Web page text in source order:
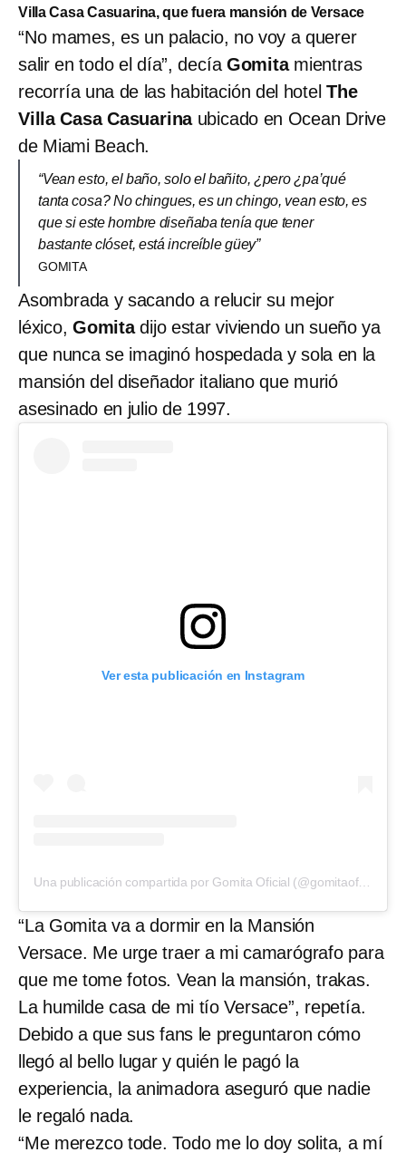
Villa Casa Casuarina, que fuera mansión de Versace
“No mames, es un palacio, no voy a querer
salir en todo el día”, decíaGomitamientras
recorría una de las habitación del hotel The
Villa Casa Casuarina ubicado en Ocean Drive
de Miami Beach.
“Vean esto, el baño, solo el bañito, ¿pero ¿pa’qué
tanta cosa? No chingues, es un chingo, vean esto, es
que si este hombre diseñaba tenía que tener
bastante clóset, está increíble güey”
GOMITA
Asombrada y sacando a relucir su mejor
léxico, Gomitadijo estar viviendo un sueño ya
que nunca se imaginó hospedada y sola en la
mansión del diseñador italiano que murió
asesinado en julio de 1997.
Ver esta publicación en Instagram
Una publicación compartida por Gomita Oficial (@gomitaoficial123)
“La Gomita va a dormir en la Mansión
Versace. Me urge traer a mi camarógrafo para
que me tome fotos. Vean la mansión, trakas.
La humilde casa de mi tío Versace”, repetía.
Debido a que sus fans le preguntaron cómo
llegó al bello lugar y quién le pagó la
experiencia, la animadora aseguró que nadie
le regaló nada.
“Me merezco tode. Todo me lo doy solita, a mí